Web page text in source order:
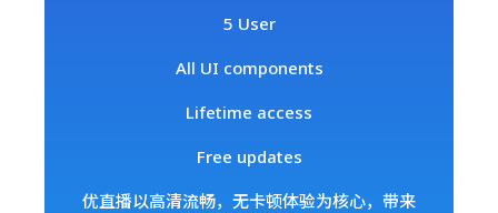
5 User
All UI components
Lifetime access
Free updates
优直播以高清流畅，无卡顿体验为核心，带来